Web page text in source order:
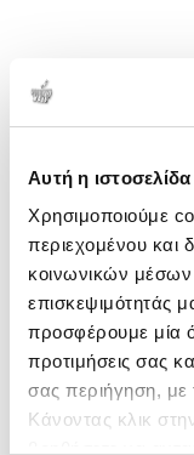
Αυτή η
Χρησιμοποιούμε
περιεχομένου και
κοινωνικών
επισκεψιμότητάς
προσφέρουμε μία
προτιμήσεις σας
σας περιήγηση, με
Κάνοντας κλικ στην